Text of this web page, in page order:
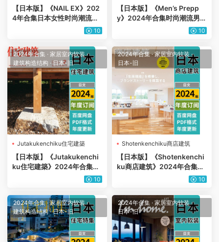
【日本版】《NAIL EX》202
4年合集日本女性时尚潮流美
甲指甲手型修饰pdf杂志（年
10
【日本版】《Men’s Prepp
y》2024年合集时尚潮流男士
美容美发服饰穿搭pdf杂志 10
2024年合集 · 家居室内软装·
建筑构造结构 ·日本-旧
Jutakukenchiku住宅建築
【日本版】《Jutakukenchi
ku住宅建築》2024年合集室
内平面布局室内设计PDF杂志
10
2024年合集·家居室内软装 ·
日本-旧
Shotenkenchiku商店建筑
【日本版】《Shotenkenchi
ku商店建筑》2024年合集商
业餐厅酒店时装店室内设计P
10
2024年合集·家居室内软装·
建筑构造结构·日本-旧
2024年合集 · 家居室内软装·
日本-旧